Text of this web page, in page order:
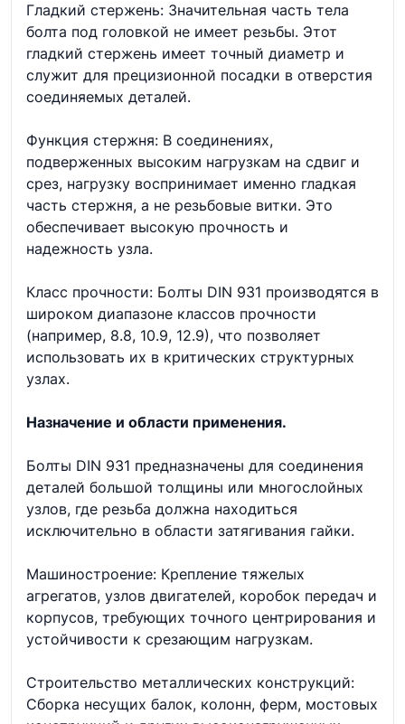
Гладкий стержень: Значительная часть тела
болта под головкой не имеет резьбы. Этот
гладкий стержень имеет точный диаметр и
служит для прецизионной посадки в отверстия
соединяемых деталей.
Функция стержня: В соединениях,
подверженных высоким нагрузкам на сдвиг и
срез, нагрузку воспринимает именно гладкая
часть стержня, а не резьбовые витки. Это
обеспечивает высокую прочность и
надежность узла.
Класс прочности: Болты DIN 931 производятся в
широком диапазоне классов прочности
(например, 8.8, 10.9, 12.9), что позволяет
использовать их в критических структурных
узлах.
Назначение и области применения.
Болты DIN 931 предназначены для соединения
деталей большой толщины или многослойных
узлов, где резьба должна находиться
исключительно в области затягивания гайки.
Машиностроение: Крепление тяжелых
агрегатов, узлов двигателей, коробок передач и
корпусов, требующих точного центрирования и
устойчивости к срезающим нагрузкам.
Строительство металлических конструкций:
Сборка несущих балок, колонн, ферм, мостовых